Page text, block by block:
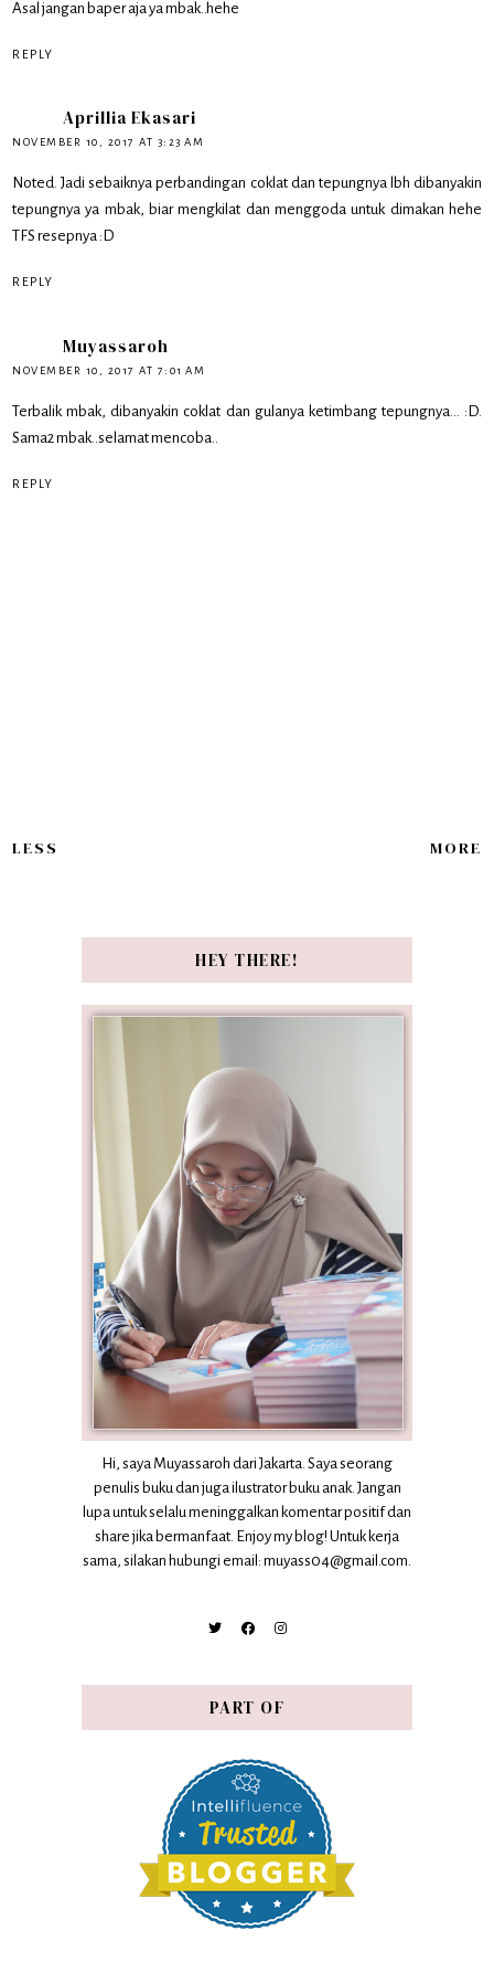
Asal jangan baper aja ya mbak..hehe
REPLY
Aprillia Ekasari
NOVEMBER 10, 2017 AT 3:23 AM
Noted. Jadi sebaiknya perbandingan coklat dan tepungnya lbh dibanyakin
tepungnya ya mbak, biar mengkilat dan menggoda untuk dimakan hehe
TFS resepnya :D
REPLY
Muyassaroh
NOVEMBER 10, 2017 AT 7:01 AM
Terbalik mbak, dibanyakin coklat dan gulanya ketimbang tepungnya... :D.
Sama2 mbak..selamat mencoba..
REPLY
LESS MORE
HEY THERE!
Hi, saya Muyassaroh dari Jakarta. Saya seorang
penulis buku dan juga ilustrator buku anak. Jangan
lupa untuk selalu meninggalkan komentar positif dan
share jika bermanfaat. Enjoy my blog! Untuk kerja
sama, silakan hubungi email: muyass04@gmail.com.
PART OF